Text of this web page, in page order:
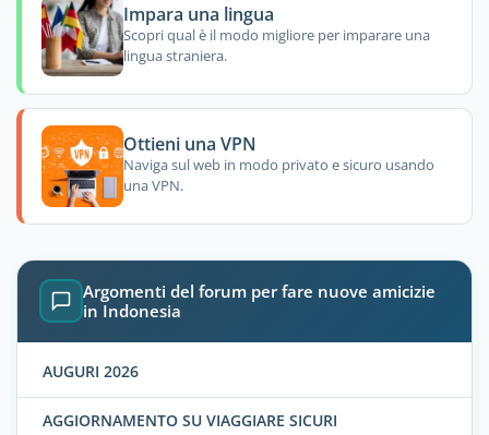
Impara una lingua
Scopri qual è il modo migliore per imparare una
lingua straniera.
Ottieni una VPN
Naviga sul web in modo privato e sicuro usando
una VPN.
Argomenti del forum per fare nuove amicizie
in Indonesia
AUGURI 2026
AGGIORNAMENTO SU VIAGGIARE SICURI